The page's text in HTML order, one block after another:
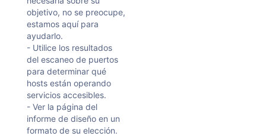
objetivo, no se preocupe,
estamos aquí para
ayudarlo.
- Utilice los resultados
del escaneo de puertos
para determinar qué
hosts están operando
servicios accesibles.
- Ver la página del
informe de diseño en un
formato de su elección.